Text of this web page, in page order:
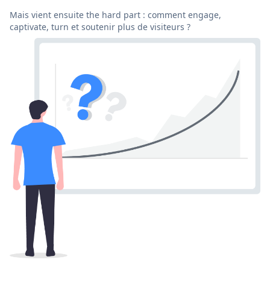
Mais vient ensuite the hard part : comment engage,
captivate, turn et soutenir plus de visiteurs ?